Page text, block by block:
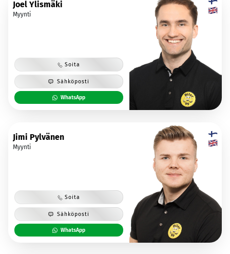
Joel Ylismäki
Myynti
Soita
Sähköposti
WhatsApp
Jimi Pylvänen
Myynti
Soita
Sähköposti
WhatsApp